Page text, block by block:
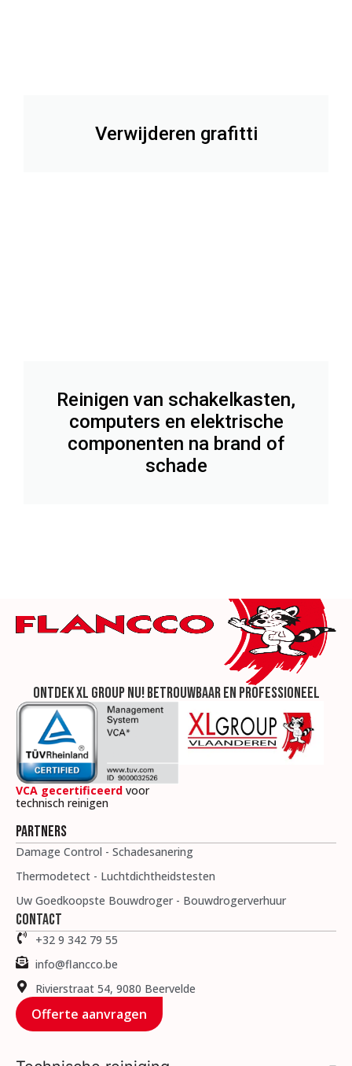
Verwijderen grafitti
Reinigen van schakelkasten,
computers en elektrische
componenten na brand of
schade
Ontdek XL Group nu! Betrouwbaar en professioneel
VCA gecertificeerd voor
technisch reinigen
Partners
Damage Control - Schadesanering
Thermodetect - Luchtdichtheidstesten
Uw Goedkoopste Bouwdroger - Bouwdrogerverhuur
Contact
+32 9 342 79 55
info@flancco.be
Rivierstraat 54, 9080 Beervelde
Offerte aanvragen